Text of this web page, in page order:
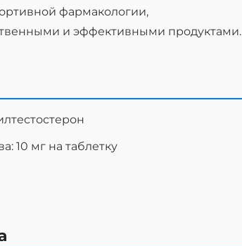
фармакологии,
и эффективными продуктами.
10 мг на таблетку